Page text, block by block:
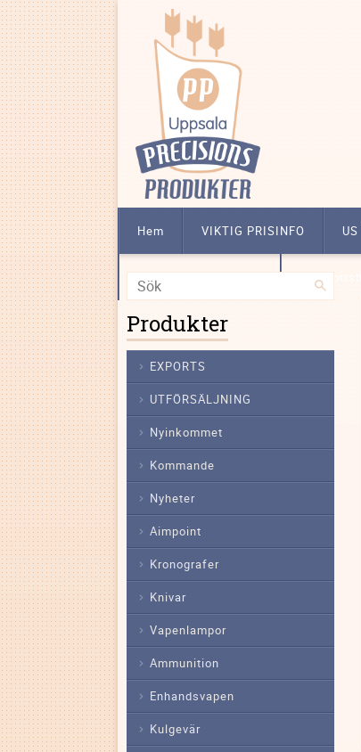
Hem
VIKTIG PRISINFO
Att köpa licensbelagt
Produkter
EXPORTS
UTFÖRSÄLJNING
Nyinkommet
Kommande
Nyheter
Aimpoint
Kronografer
Knivar
Vapenlampor
Ammunition
Enhandsvapen
Kulgevär